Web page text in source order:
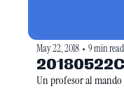
May 22, 2018 • 9 min read
Un profesor al